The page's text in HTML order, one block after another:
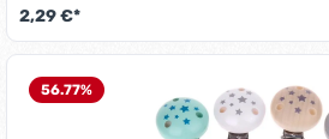
2,29 €*
56.77%